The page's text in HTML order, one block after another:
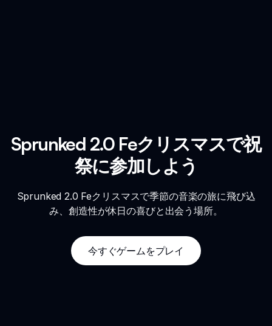
Sprunked 2.0 Feクリスマスで祝
祭に参加しよう
Sprunked 2.0 Feクリスマスで季節の音楽の旅に飛び込
み、創造性が休日の喜びと出会う場所。
今すぐゲームをプレイ